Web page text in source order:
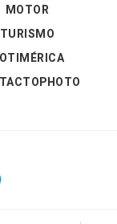
MOTOR
TURISMO